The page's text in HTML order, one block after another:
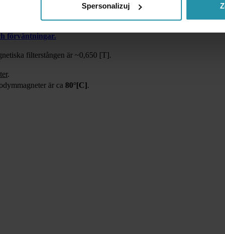
Spersonalizuj
separatorer med dimensioner som väljs av kunden.
förväntningar.
filterstången är ~0,650 [T].
.
är ca 80°[C].